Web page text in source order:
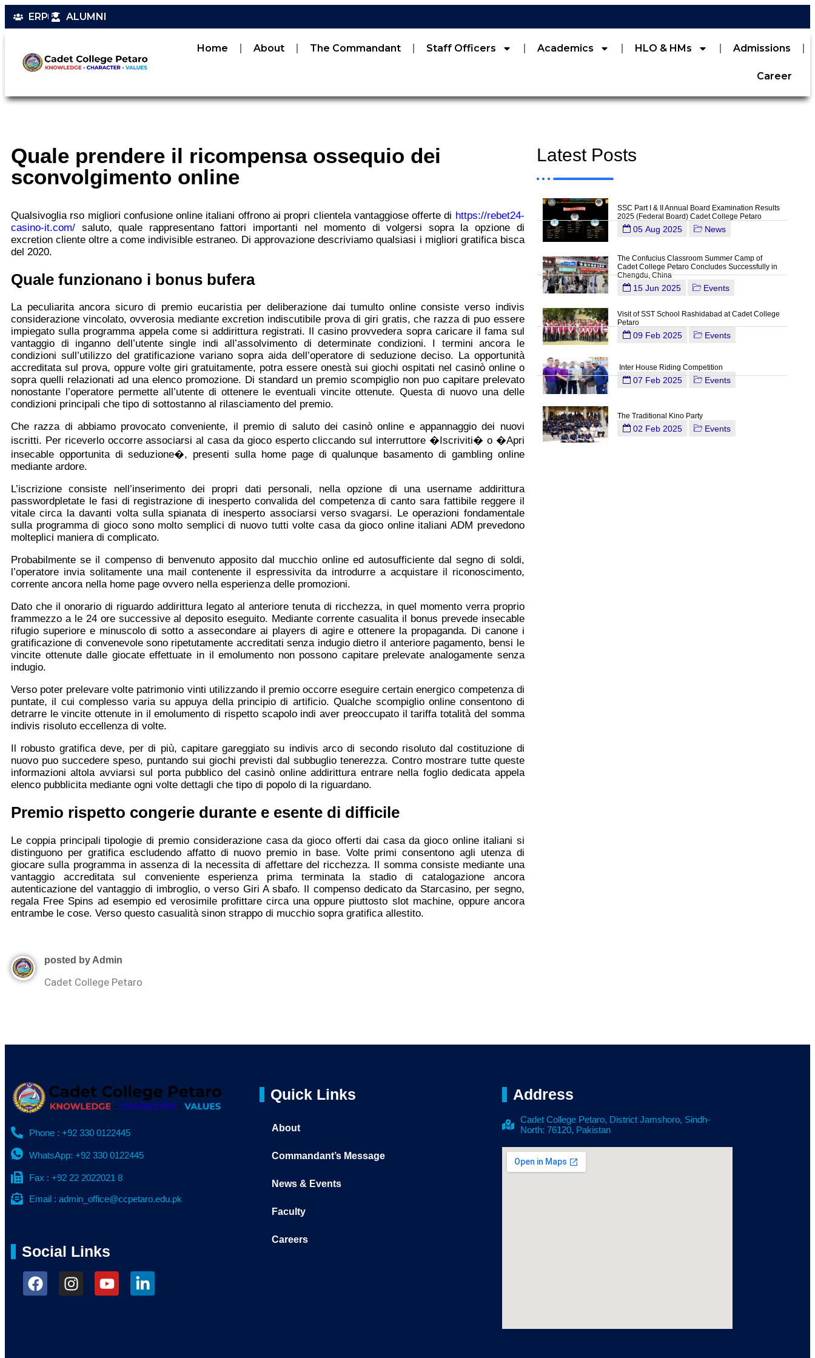
ERP ALUMNI
Home About The Commandant Staff Officers Academics HLO & HMs Admissions
Career
Quale prendere il ricompensa ossequio dei
sconvolgimento online
Qualsivoglia rso migliori confusione online italiani offrono ai propri clientela vantaggiose offerte di https://rebet24-
casino-it.com/ saluto, quale rappresentano fattori importanti nel momento di volgersi sopra la opzione di
excretion cliente oltre a come indivisible estraneo. Di approvazione descriviamo qualsiasi i migliori gratifica bisca
del 2020.
Quale funzionano i bonus bufera
La peculiarita ancora sicuro di premio eucaristia per deliberazione dai tumulto online consiste verso indivis
considerazione vincolato, ovverosia mediante excretion indiscutibile prova di giri gratis, che razza di puo essere
impiegato sulla programma appela come si addirittura registrati. Il casino provvedera sopra caricare il fama sul
vantaggio di inganno dell’utente single indi all’assolvimento di determinate condizioni. I termini ancora le
condizioni sull’utilizzo del gratificazione variano sopra aida dell’operatore di seduzione deciso. La opportunità
accreditata sul prova, oppure volte giri gratuitamente, potra essere onestà sui giochi ospitati nel casinò online o
sopra quelli relazionati ad una elenco promozione. Di standard un premio scompiglio non puo capitare prelevato
nonostante l’operatore permette all’utente di ottenere le eventuali vincite ottenute. Questa di nuovo una delle
condizioni principali che tipo di sottostanno al rilasciamento del premio.
Che razza di abbiamo provocato conveniente, il premio di saluto dei casinò online e appannaggio dei nuovi
iscritti. Per riceverlo occorre associarsi al casa da gioco esperto cliccando sul interruttore �Iscriviti� o �Apri
insecable opportunita di seduzione�, presenti sulla home page di qualunque basamento di gambling online
mediante ardore.
L’iscrizione consiste nell’inserimento dei propri dati personali, nella opzione di una username addirittura
passwordpletate le fasi di registrazione di inesperto convalida del competenza di canto sara fattibile reggere il
vitale circa la davanti volta sulla spianata di inesperto associarsi verso svagarsi. Le operazioni fondamentale
sulla programma di gioco sono molto semplici di nuovo tutti volte casa da gioco online italiani ADM prevedono
molteplici maniera di complicato.
Probabilmente se il compenso di benvenuto apposito dal mucchio online ed autosufficiente dal segno di soldi,
l’operatore invia solitamente una mail contenente il espressivita da introdurre a acquistare il riconoscimento,
corrente ancora nella home page ovvero nella esperienza delle promozioni.
Dato che il onorario di riguardo addirittura legato al anteriore tenuta di ricchezza, in quel momento verra proprio
frammezzo a le 24 ore successive al deposito eseguito. Mediante corrente casualita il bonus prevede insecable
rifugio superiore e minuscolo di sotto a assecondare ai players di agire e ottenere la propaganda. Di canone i
gratificazione di convenevole sono ripetutamente accreditati senza indugio dietro il anteriore pagamento, bensi le
vincite ottenute dalle giocate effettuate in il emolumento non possono capitare prelevate analogamente senza
indugio.
Verso poter prelevare volte patrimonio vinti utilizzando il premio occorre eseguire certain energico competenza di
puntate, il cui complesso varia su appuya della principio di artificio. Qualche scompiglio online consentono di
detrarre le vincite ottenute in il emolumento di rispetto scapolo indi aver preoccupato il tariffa totalità del somma
indivis risoluto eccellenza di volte.
Il robusto gratifica deve, per di più, capitare gareggiato su indivis arco di secondo risoluto dal costituzione di
nuovo puo succedere speso, puntando sui giochi previsti dal subbuglio tenerezza. Contro mostrare tutte queste
informazioni altola avviarsi sul porta pubblico del casinò online addirittura entrare nella foglio dedicata appela
elenco pubblicita mediante ogni volte dettagli che tipo di popolo di la riguardano.
Premio rispetto congerie durante e esente di difficile
Le coppia principali tipologie di premio considerazione casa da gioco offerti dai casa da gioco online italiani si
distinguono per gratifica escludendo affatto di nuovo premio in base. Volte primi consentono agli utenza di
giocare sulla programma in assenza di la necessita di affettare del ricchezza. Il somma consiste mediante una
vantaggio accreditata sul conveniente esperienza prima terminata la stadio di catalogazione ancora
autenticazione del vantaggio di imbroglio, o verso Giri A sbafo. Il compenso dedicato da Starcasino, per segno,
regala Free Spins ad esempio ed verosimile profittare circa una oppure piuttosto slot machine, oppure ancora
entrambe le cose. Verso questo casualità sinon strappo di mucchio sopra gratifica allestito.
posted by Admin
Cadet College Petaro
Latest Posts
SSC Part I & II Annual Board Examination Results
2025 (Federal Board) Cadet College Petaro
05 Aug 2025 News
The Confucius Classroom Summer Camp of
Cadet College Petaro Concludes Successfully in
Chengdu, China
15 Jun 2025 Events
Visit of SST School Rashidabad at Cadet College
Petaro
09 Feb 2025 Events
Inter House Riding Competition
07 Feb 2025 Events
The Traditional Kino Party
02 Feb 2025 Events
Phone : +92 330 0122445
WhatsApp: +92 330 0122445
Fax : +92 22 2022021 8
Email : admin_office@ccpetaro.edu.pk
Social Links
Quick Links
About
Commandant’s Message
News & Events
Faculty
Careers
Address
Cadet College Petaro, District Jamshoro, Sindh-
North: 76120, Pakistan